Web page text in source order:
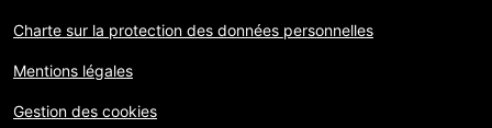
Charte sur la protection des données personnelles
Mentions légales
Gestion des cookies